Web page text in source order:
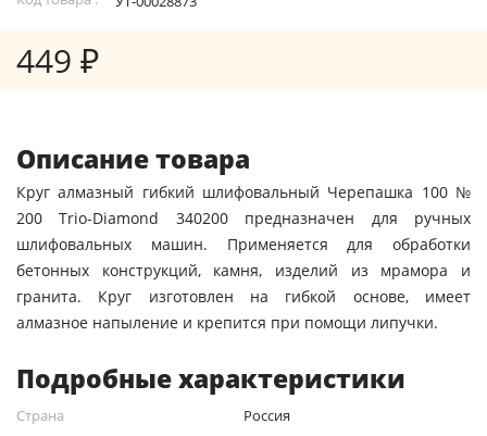
449 ₽
Описание товара
Круг алмазный гибкий шлифовальный Черепашка 100 №
200 Trio-Diamond 340200 предназначен для ручных
шлифовальных машин. Применяется для обработки
бетонных конструкций, камня, изделий из мрамора и
гранита. Круг изготовлен на гибкой основе, имеет
алмазное напыление и крепится при помощи липучки.
Подробные характеристики
Страна
Россия